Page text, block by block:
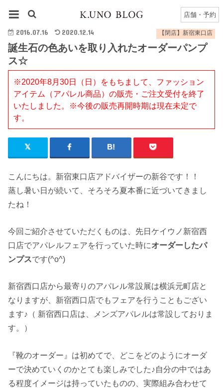
店舗・予約
誕生石の色あいを取り入れたオーダーパンプス☆
【閉店】新宿東口店
2016.07.16 2020.12.14
誕生石の色あいを取り入れたオーダーパンプ
ス☆
※2020年8月30日（日）をもちまして、ファッション
アイテム（アパレル商品）の販売・ご注文受付を終了
いたしました。※今後の販売再開時期は現在未定で
す。
こんにちは。新宿東口店アドバイザーの新谷です！！
蒸し暑い日が続いて、そろそろ夏本番に近づいてきまし
たね！
今回ご紹介させていただくものは、先日ケイウノ新宿西
口店でアパレルフェアを行っていた時にオーダーしたパ
ンプスです(^o^)
新宿西口店から最寄りのアパレル常設展は横浜元町店と
なりますが、新宿西口店でもフェアを行うこともござい
ます♪（ 新宿西口店は、メンズアパレルは常設しておりま
す。）
『靴のオーダー』は初めてで、どこをどのようにオーダ
ーで決めていくのかとても楽しみでした♪自分の中ではあ
る程度イメージは持っていたものの、実際組み合わせて